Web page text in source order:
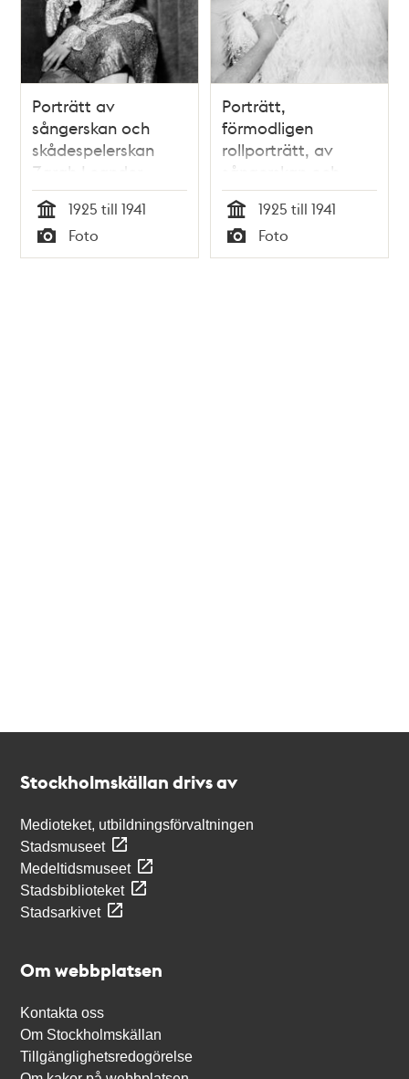
Porträtt av
sångerskan och
skådespelerskan
Zarah Leander,
iklädd hög hatt
Tid
1925 till 1941
Typ
Foto
Porträtt,
förmodligen
rollporträtt, av
sångerskan och
skådespelerskan
Zarah Leander med
vit peruk och
svandunsboa
Tid
1925 till 1941
Typ
Foto
Stockholmskällan drivs av
Medioteket, utbildningsförvaltningen
Stadsmuseet
Medeltidsmuseet
Stadsbiblioteket
Stadsarkivet
Om webbplatsen
Kontakta oss
Om Stockholmskällan
Tillgänglighetsredogörelse